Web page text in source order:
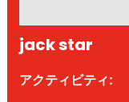
jack star
アクティビティ: